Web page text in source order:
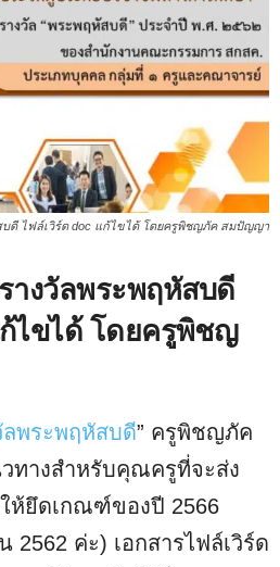
บดี ไฟล์เวิร์ด doc แก้ไขได้ โดยครูพิชญภัค สมปัญญา
างวัลพระพฤหัสบดี
ไขได้ โดยครูพิชญ
ลพระพฤหัสบดี” ครูพิชญภัค
ทางสำหรับคุณครูที่จะส่ง
ห้ยึดเกณฑ์ของปี 2566
2562 ค่ะ) เอกสารไฟล์เวิร์ด